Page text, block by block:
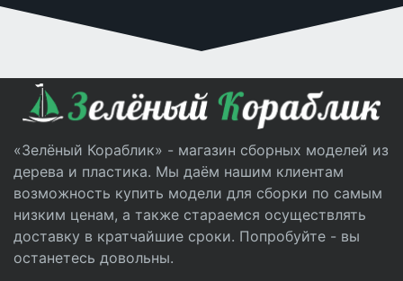
«Зелёный Кораблик» - магазин сборных моделей из
дерева и пластика. Мы даём нашим клиентам
возможность купить модели для сборки по самым
низким ценам, а также стараемся осуществлять
доставку в кратчайшие сроки. Попробуйте - вы
останетесь довольны.